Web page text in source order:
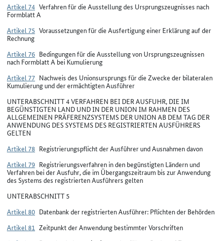
Artikel 74 Verfahren für die Ausstellung des Ursprungszeugnisses nach
Formblatt A
Artikel 75 Voraussetzungen für die Ausfertigung einer Erklärung auf der
Rechnung
Artikel 76 Bedingungen für die Ausstellung von Ursprungszeugnissen
nach Formblatt A bei Kumulierung
Artikel 77 Nachweis des Unionsursprungs für die Zwecke der bilateralen
Kumulierung und der ermächtigten Ausführer
UNTERABSCHNITT 4 VERFAHREN BEI DER AUSFUHR, DIE IM
BEGÜNSTIGTEN LAND UND IN DER UNION IM RAHMEN DES
ALLGEMEINEN PRÄFERENZSYSTEMS DER UNION AB DEM TAG DER
ANWENDUNG DES SYSTEMS DES REGISTRIERTEN AUSFÜHRERS
GELTEN
Artikel 78 Registrierungspflicht der Ausführer und Ausnahmen davon
Artikel 79 Registrierungsverfahren in den begünstigten Ländern und
Verfahren bei der Ausfuhr, die im Übergangszeitraum bis zur Anwendung
des Systems des registrierten Ausführers gelten
UNTERABSCHNITT 5
Artikel 80 Datenbank der registrierten Ausführer: Pflichten der Behörden
Artikel 81 Zeitpunkt der Anwendung bestimmter Vorschriften